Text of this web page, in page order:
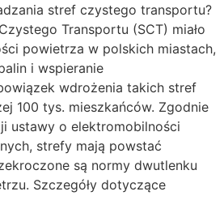
stref czystego transportu?
Transportu (SCT) miało
powietrza w polskich miastach,
i wspieranie
wdrożenia takich stref
100 tys. mieszkańców. Zgodnie
ustawy o elektromobilności
strefy mają powstać
są normy dwutlenku
Szczegóły dotyczące